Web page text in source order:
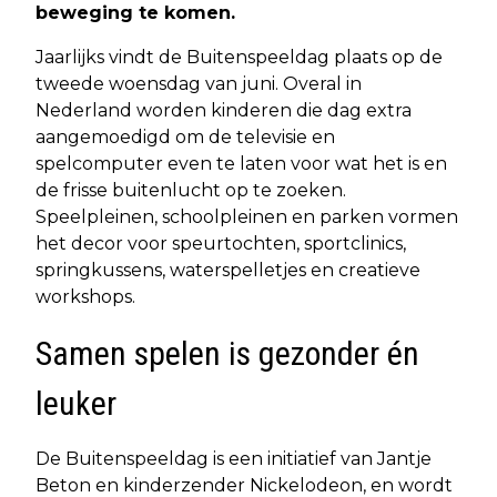
beweging te komen.
Jaarlijks vindt de Buitenspeeldag plaats op de
tweede woensdag van juni. Overal in
Nederland worden kinderen die dag extra
aangemoedigd om de televisie en
spelcomputer even te laten voor wat het is en
de frisse buitenlucht op te zoeken.
Speelpleinen, schoolpleinen en parken vormen
het decor voor speurtochten, sportclinics,
springkussens, waterspelletjes en creatieve
workshops.
Samen spelen is gezonder én
leuker
De Buitenspeeldag is een initiatief van Jantje
Beton en kinderzender Nickelodeon, en wordt